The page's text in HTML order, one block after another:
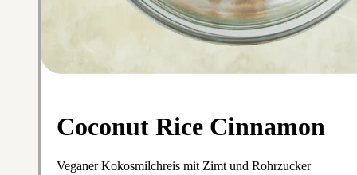
Coconut Rice Cinnamon
Veganer Kokosmilchreis mit Zimt und Rohrzucker